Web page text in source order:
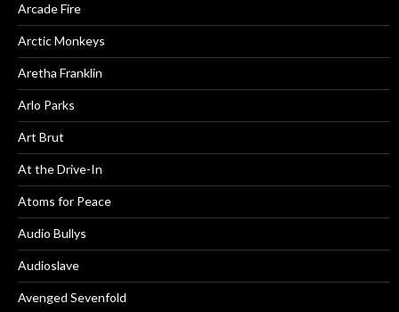
Arcade Fire
Arctic Monkeys
Aretha Franklin
Arlo Parks
Art Brut
At the Drive-In
Atoms for Peace
Audio Bullys
Audioslave
Avenged Sevenfold